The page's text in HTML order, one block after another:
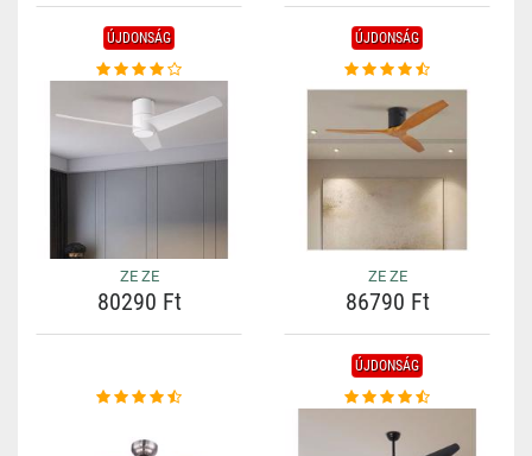
ÚJDONSÁG
ZE ZE
80290 Ft
ÚJDONSÁG
ZE ZE
86790 Ft
ÚJDONSÁG